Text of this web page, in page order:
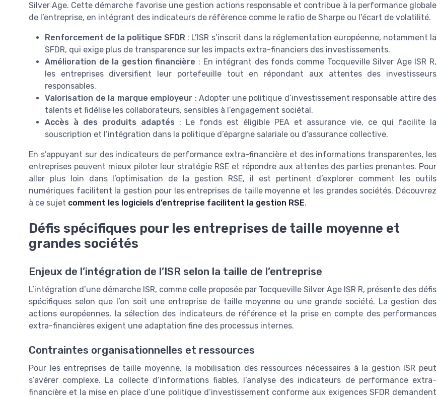
Silver Age. Cette démarche favorise une gestion actions responsable et contribue à la performance globale
de l’entreprise, en intégrant des indicateurs de référence comme le ratio de Sharpe ou l’écart de volatilité.
Renforcement de la politique SFDR : L’ISR s’inscrit dans la réglementation européenne, notamment la
SFDR, qui exige plus de transparence sur les impacts extra-financiers des investissements.
Amélioration de la gestion financière : En intégrant des fonds comme Tocqueville Silver Age ISR R,
les entreprises diversifient leur portefeuille tout en répondant aux attentes des investisseurs
responsables.
Valorisation de la marque employeur : Adopter une politique d’investissement responsable attire des
talents et fidélise les collaborateurs, sensibles à l’engagement sociétal.
Accès à des produits adaptés : Le fonds est éligible PEA et assurance vie, ce qui facilite la
souscription et l’intégration dans la politique d’épargne salariale ou d’assurance collective.
En s’appuyant sur des indicateurs de performance extra-financière et des informations transparentes, les
entreprises peuvent mieux piloter leur stratégie RSE et répondre aux attentes des parties prenantes. Pour
aller plus loin dans l’optimisation de la gestion RSE, il est pertinent d’explorer comment les outils
numériques facilitent la gestion pour les entreprises de taille moyenne et les grandes sociétés. Découvrez
à ce sujet comment les logiciels d’entreprise facilitent la gestion RSE.
Défis spécifiques pour les entreprises de taille moyenne et
grandes sociétés
Enjeux de l’intégration de l’ISR selon la taille de l’entreprise
L’intégration d’une démarche ISR, comme celle proposée par Tocqueville Silver Age ISR R, présente des défis
spécifiques selon que l’on soit une entreprise de taille moyenne ou une grande société. La gestion des
actions européennes, la sélection des indicateurs de référence et la prise en compte des performances
extra-financières exigent une adaptation fine des processus internes.
Contraintes organisationnelles et ressources
Pour les entreprises de taille moyenne, la mobilisation des ressources nécessaires à la gestion ISR peut
s’avérer complexe. La collecte d’informations fiables, l’analyse des indicateurs de performance extra-
financière et la mise en place d’une politique d’investissement conforme aux exigences SFDR demandent